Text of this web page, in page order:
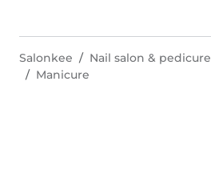
Salonkee Nail salon & pedicure
Manicure